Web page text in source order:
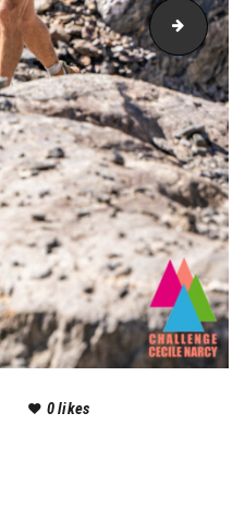
0likes